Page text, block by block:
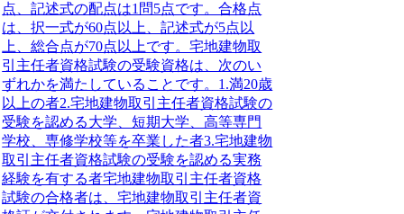
点、記述式の配点は1問5点です。合格点
は、択一式が60点以上、記述式が5点以
上、総合点が70点以上です。宅地建物取
引主任者資格試験の受験資格は、次のい
ずれかを満たしていることです。1.満20歳
以上の者2.宅地建物取引主任者資格試験の
受験を認める大学、短期大学、高等専門
学校、専修学校等を卒業した者3.宅地建物
取引主任者資格試験の受験を認める実務
経験を有する者宅地建物取引主任者資格
試験の合格者は、宅地建物取引主任者資